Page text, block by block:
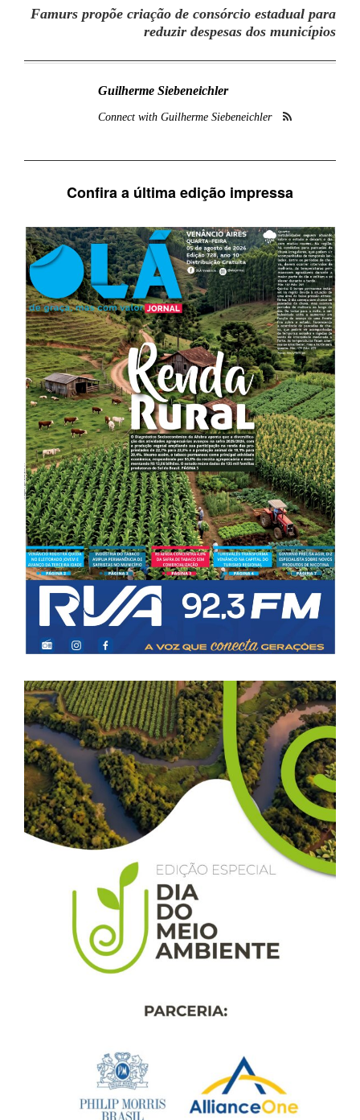
Famurs propõe criação de consórcio estadual para
reduzir despesas dos municípios
Guilherme Siebeneichler
Connect with Guilherme Siebeneichler
Confira a última edição impressa